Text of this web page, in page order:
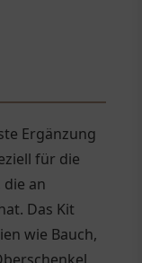
Ergänzung
für die
an
Das Kit
wie Bauch,